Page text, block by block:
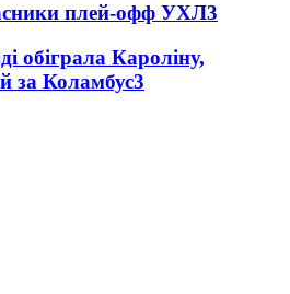
плей-офф УХЛ3
обіграла Кароліну,
за Коламбус3